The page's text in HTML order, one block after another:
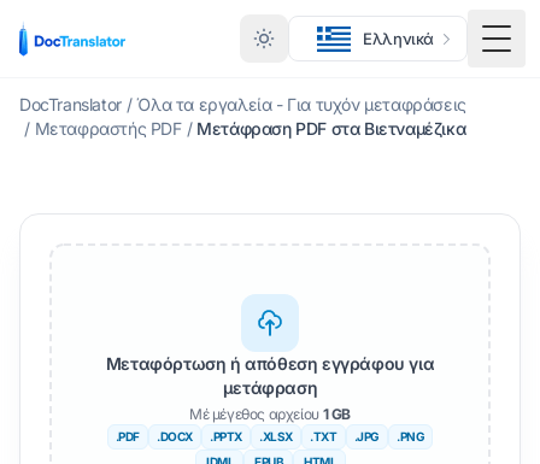
Ελληνικά
DocTranslator / Όλα τα εργαλεία - Για τυχόν μεταφράσεις
/ Μεταφραστής PDF / Μετάφραση PDF στα Βιετναμέζικα
Μεταφόρτωση ή απόθεση εγγράφου για
μετάφραση
Μέ μέγεθος αρχείου 1 GB
.PDF .DOCX .PPTX .XLSX .TXT .JPG
.PNG